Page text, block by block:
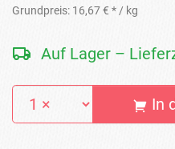
Grundpreis: 16,67 € * / kg
Auf Lager –
In